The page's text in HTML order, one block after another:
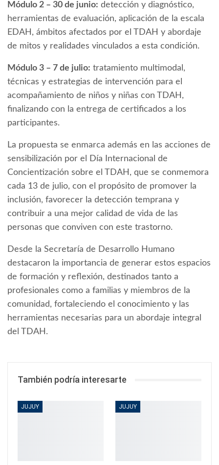
Módulo 2 – 30 de junio: detección y diagnóstico,
herramientas de evaluación, aplicación de la escala
EDAH, ámbitos afectados por el TDAH y abordaje
de mitos y realidades vinculados a esta condición.
Módulo 3 – 7 de julio: tratamiento multimodal,
técnicas y estrategias de intervención para el
acompañamiento de niños y niñas con TDAH,
finalizando con la entrega de certificados a los
participantes.
La propuesta se enmarca además en las acciones de
sensibilización por el Día Internacional de
Concientización sobre el TDAH, que se conmemora
cada 13 de julio, con el propósito de promover la
inclusión, favorecer la detección temprana y
contribuir a una mejor calidad de vida de las
personas que conviven con este trastorno.
Desde la Secretaría de Desarrollo Humano
destacaron la importancia de generar estos espacios
de formación y reflexión, destinados tanto a
profesionales como a familias y miembros de la
comunidad, fortaleciendo el conocimiento y las
herramientas necesarias para un abordaje integral
del TDAH.
También podría interesarte
JUJUY JUJUY